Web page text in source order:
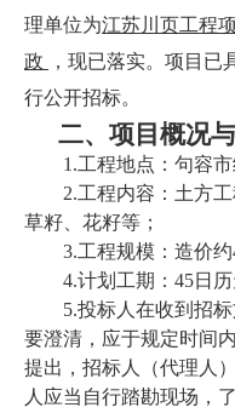
理单位为江苏川页工程
政
，现已落实。 项目已
行公开招标。
二、 项目概况
1.工程地点：句容市
2.工程内容：土方
草籽、花籽等；
3.工程规模：造价约
4.计划工期： 45日
5.投标人在收到招
要澄清，应于规定时间
提出，招标人（代理人
人应当自行踏勘现场，